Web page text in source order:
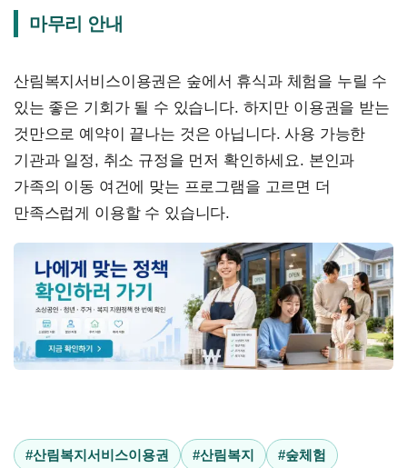
마무리 안내
산림복지서비스이용권은 숲에서 휴식과 체험을 누릴 수
있는 좋은 기회가 될 수 있습니다. 하지만 이용권을 받는
것만으로 예약이 끝나는 것은 아닙니다. 사용 가능한
기관과 일정, 취소 규정을 먼저 확인하세요. 본인과
가족의 이동 여건에 맞는 프로그램을 고르면 더
만족스럽게 이용할 수 있습니다.
#산림복지서비스이용권 #산림복지 #숲체험